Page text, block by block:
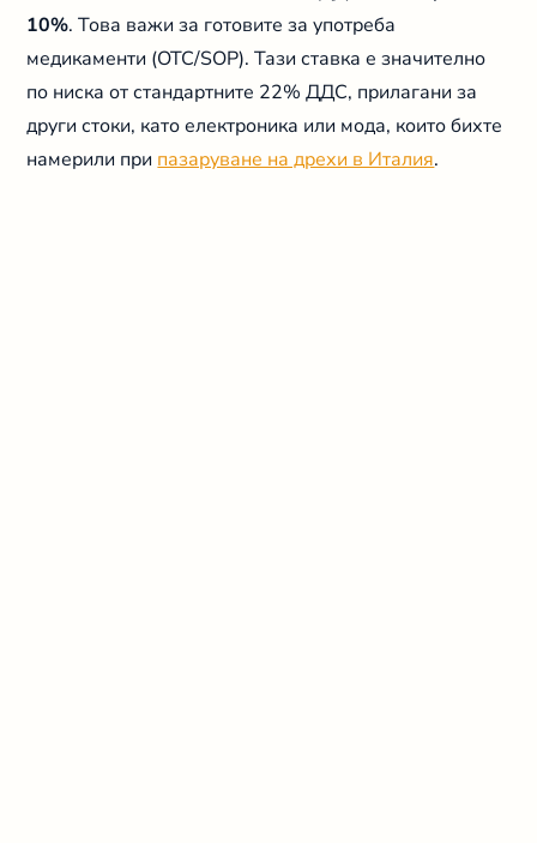
10%. Това важи за готовите за употреба
медикаменти (OTC/SOP). Тази ставка е значително
по ниска от стандартните 22% ДДС, прилагани за
други стоки, като електроника или мода, които бихте
намерили при пазаруване на дрехи в Италия.